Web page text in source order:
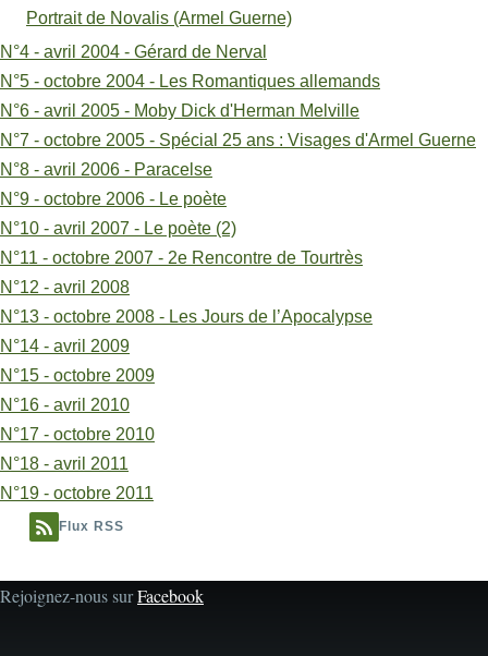
Portrait de Novalis (Armel Guerne)
N°4 - avril 2004 - Gérard de Nerval
N°5 - octobre 2004 - Les Romantiques allemands
N°6 - avril 2005 - Moby Dick d'Herman Melville
N°7 - octobre 2005 - Spécial 25 ans : Visages d'Armel Guerne
N°8 - avril 2006 - Paracelse
N°9 - octobre 2006 - Le poète
N°10 - avril 2007 - Le poète (2)
N°11 - octobre 2007 - 2e Rencontre de Tourtrès
N°12 - avril 2008
N°13 - octobre 2008 - Les Jours de l’Apocalypse
N°14 - avril 2009
N°15 - octobre 2009
N°16 - avril 2010
N°17 - octobre 2010
N°18 - avril 2011
N°19 - octobre 2011
Flux RSS
Rejoignez-nous surFacebook